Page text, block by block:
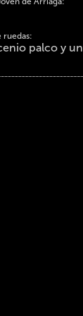
ruedas:
palco y un